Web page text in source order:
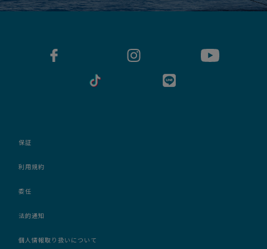
保証
利用規約
委任
法的通知
個人情報取り扱いについて